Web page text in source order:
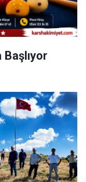
Başlıyor